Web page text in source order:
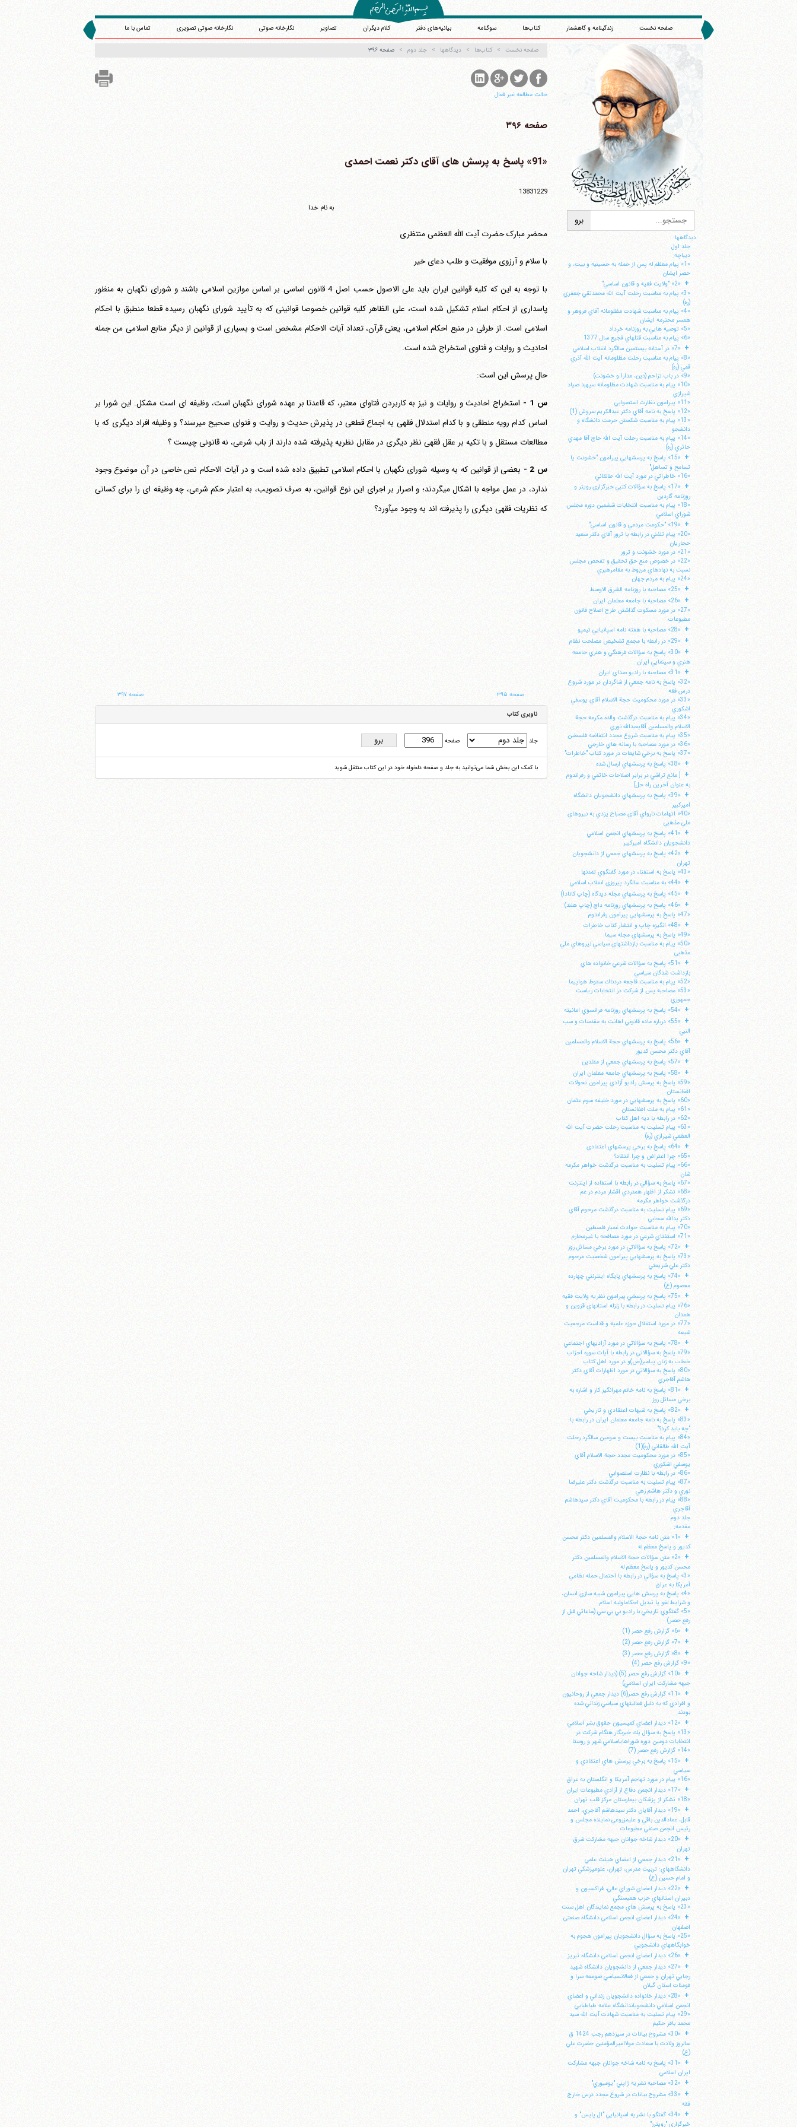
صفحه نخست زندگینامه و گاهشمار کتاب‌ها سوگنامه بیانیه‌های دفتر کلام دیگران تصاویر نگارخانه صوتی نگارخانه صوتی تصویری تماس با ما
دیدگاهها
جلد اول
ديباچه:
«1» پيام معظم له پس از حمله به حسينيه و بيت، و
حصر ايشان
+ «2» "ولايت فقيه و قانون اساسي"
«3» پيام به مناسبت رحلت آيت الله محمدتقي جعفري
(ره)
«4» پيام به مناسبت شهادت مظلومانه آقاي فروهر و
همسر محترمه ايشان
«5» توصيه هايي به روزنامه خرداد
«6» پيام به مناسبت قتلهاي فجيع سال 1377
+ «7» در آستانه بيستمين سالگرد انقلاب اسلامي
«8» پيام به مناسبت رحلت مظلومانه آيت الله آذري
قمي (ره)
«9» در باب تزاحم (دين، مدارا و خشونت)
«10» پيام به مناسبت شهادت مظلومانه سپهبد صياد
شيرازي
«11» پيرامون نظارت استصوابي
«12» پاسخ به نامه آقاي دكتر عبدالكريم سروش (1)
«13» پيام به مناسبت شكستن حرمت دانشگاه و
دانشجو
«14» پپام به مناسبت رحلت آيت الله حاج آقا مهدي
حائري (ره)
+
«15» پاسخ به پرسشهايي پيرامون "خشونت يا
تسامح و تساهل"
«16» خاطراتي در مورد آيت الله طالقاني
+
«17» پاسخ به سؤالات كتبي خبرگزاري رويتر و
روزنامه گاردين
«18» پيام به مناسبت انتخابات ششمين دوره مجلس
شوراي اسلامي
+ «19» "حكومت مردمي و قانون اساسي"
«20» پيام تلفني در رابطه با ترور آقاي دكتر سعيد
حجاريان
«21» در مورد خشونت و ترور
«22» در خصوص منع حق تحقيق و تفحص مجلس
نسبت به نهادهاي مربوط به مقامرهبري
«24» پيام به مردم جهان
+ «25» مصاحبه با روزنامه الشرق الاوسط
+ «26» مصاحبه با جامعه معلمان ايران
«27» در مورد مسكوت گذاشتن طرح اصلاح قانون
مطبوعات
+ «28» مصاحبه با هفته نامه اسپانيايي تيمپو
+ «29» در رابطه با مجمع تشخيص مصلحت نظام
+
«30» پاسخ به سؤالات فرهنگي و هنري جامعه
هنري و سينمايي ايران
+ «31» مصاحبه با راديو صداي ايران
«32» پاسخ به نامه جمعي از شاگردان در مورد شروع
درس فقه
«33» در مورد محكوميت حجة الاسلام آقاي يوسفي
اشكوري
«34» پيام به مناسبت درگذشت والده مكرمه حجة
الاسلام والمسلمين آقايعبدالله نوري
«35» پيام به مناسبت شروع مجدد انتفاضه فلسطين
«36» در مورد مصاحبه با رسانه هاي خارجي
«37» پاسخ به برخي شايعات در مورد كتاب "خاطرات"
+ «38» پاسخ به پرسشهاي ارسال شده
+ [ مانع تراشي در برابر اصلاحات خاتمي و رفراندوم
به عنوان آخرين راه حل]
+
«39» پاسخ به پرسشهاي دانشجويان دانشگاه
اميركبير
«40» اتهامات نارواي آقاي مصباح يزدي به نيروهاي
ملي مذهبي
+
«41» پاسخ به پرسشهاي انجمن اسلامي
دانشجويان دانشگاه اميركبير
+
«42» پاسخ به پرسشهاي جمعي از دانشجويان
تهران
«43» پاسخ به استفتاء در مورد گفتگوي تمدنها
+ «44» به مناسبت سالگرد پيروزي انقلاب اسلامي
+ «45» پاسخ به پرسشهاي مجله ديدگاه (چاپ كانادا)
+ «46» پاسخ به پرسشهاي روزنامه داچ (چاپ هلند)
«47» پاسخ به پرسشهايي پيرامون رفراندوم
+ «48» انگيزه چاپ و انتشار كتاب خاطرات
«49» پاسخ به پرسشهاي مجله سيما
«50» پيام به مناسبت بازداشتهاي سياسي نيروهاي ملي
مذهبي
+
«51» پاسخ به سؤالات شرعي خانواده هاي
بازداشت شدگان سياسي
«52» پپام به مناسبت فاجعه دردناك سقوط هواپيما
«53» مصاحبه پس از شركت در انتخابات رياست
جمهوري
+ «54» پاسخ به پرسشهاي روزنامه فرانسوي امانيته
+
«55» درباره ماده قانوني اهانت به مقدسات و سب
النبي
+
«56» پاسخ به پرسشهاي حجة الاسلام والمسلمين
آقاي دكتر محسن كديور
+ «57» پاسخ به پرسشهاي جمعي از مقلدين
+ «58» پاسخ به پرسشهاي جامعه معلمان ايران
«59» پاسخ به پرسش راديو آزادي پيرامون تحولات
افغانستان
«60» پاسخ به پرسشهايي در مورد خليفه سوم عثمان
«61» پيام به ملت افغانستان
«62» در رابطه با ديه اهل كتاب
«63» پيام تسليت به مناسبت رحلت حضرت آيت الله
العظمي شيرازي (ره)
+ «64» پاسخ به برخي پرسشهاي اعتقادي
«65» چرا اعتراض و چرا انتقاد؟
«66» پيام تسليت به مناسبت درگذشت خواهر مكرمه
شان
«67» پاسخ به سؤالي در رابطه با استفاده از اينترنت
«68» تشكر از اظهار همدردي اقشار مردم در غم
درگذشت خواهر مكرمه
«69» پيام تسليت به مناسبت درگذشت مرحوم آقاي
دكتر يدالله سحابي
«70» پيام به مناسبت حوادث غمبار فلسطين
«71» استفتاي شرعي در مورد مصافحه با غيرمحارم
+ «72» پاسخ به سؤالاتي در مورد برخي مسائل روز
«73» پاسخ به پرسشهايي پيرامون شخصيت مرحوم
دكتر علي شريعتي
+
«74» پاسخ به پرسشهاي پايگاه اينترنتي چهارده
معصوم (ع)
+ «75» پاسخ به پرسشي پيرامون نظريه ولايت فقيه
«76» پيام تسليت در رابطه با زلزله استانهاي قزوين و
همدان
«77» در مورد استقلال حوزه علميه و قداست مرجعيت
شيعه
+ «78» پاسخ به سؤالاتي در مورد آزاديهاي اجتماعي
«79» پاسخ به سؤالاتي در رابطه با آيات سوره احزاب
خطاب به زنان پيامبر(ص)و در مورد اهل كتاب
«80» پاسخ به سؤالاتي در مورد اظهارات آقاي دكتر
هاشم آقاجري
+
«81» پاسخ به نامه خانم مهرانگيز كار و اشاره به
برخي مسائل روز
+ «82» پاسخ به شبهات اعتقادي و تاريخي
«83» پاسخ به نامه جامعه معلمان ايران در رابطه با:
"چه بايد كرد؟"
«84» پيام به مناسبت بيست و سومين سالگرد رحلت
آيت الله طالقاني (ره)(1)
«85» در مورد محكوميت مجدد حجة الاسلام آقاي
يوسفي اشكوري
«86» در رابطه با نظارت استصوابي
«87» پيام تسليت به مناسبت درگذشت دكتر عليرضا
نوري و دكتر هاشم زهي
«88» پيام در رابطه با محكوميت آقاي دكتر سيدهاشم
آقاجري
جلد دوم
مقدمه:
+
«1» متن نامه حجة الاسلام والمسلمين دكتر محسن
كديور و پاسخ معظم له
+
«2» متن سؤالات حجة الاسلام والمسلمين دكتر
محسن كديور و پاسخ معظم له
«3» پاسخ به سؤالي در رابطه با احتمال حمله نظامي
آمريكا به عراق
«4» پاسخ به پرسش هايي پيرامون شبيه سازي انسان،
و شرايط لغو يا تبديل احكاماوليه اسلام
«5» گفتگوي تاريخي با راديو بي بي سي (ساعاتي قبل از
رفع حصر)
+ «6» گزارش رفع حصر (1)
+ «7» گزارش رفع حصر (2)
+ «8» گزارش رفع حصر (3)
«9» گزارش رفع حصر (4)
+
«10» گزارش رفع حصر (5) (ديدار شاخه جوانان
جبهه مشاركت ايران اسلامي)
+
«11» گزارش رفع حصر(6) ديدار جمعي از روحانيون
و افرادي كه به دليل فعاليتهاي سياسي زنداني شده
بودند.
+ «12» ديدار اعضاي كميسيون حقوق بشر اسلامي
«13» پاسخ به سؤال يك خبرنگار هنگام شركت در
انتخابات دومين دوره شوراهاياسلامي شهر و روستا
«14» گزارش رفع حصر (7)
+
«15» پاسخ به برخي پرسش هاي اعتقادي و
سياسي
«16» پيام در مورد تهاجم آمريكا و انگلستان به عراق
+ «17» ديدار انجمن دفاع از آزادي مطبوعات ايران
«18» تشكر از پزشكان بيمارستان مركز قلب تهران
+
«19» ديدار آقايان دكتر سيدهاشم آقاجري، احمد
قابل، عمادالدين باقي و عليمزروعي نماينده مجلس و
رئيس انجمن صنفي مطبوعات
+
«20» ديدار شاخه جوانان جبهه مشاركت شرق
تهران
+
«21» ديدار جمعي از اعضاي هيئت علمي
دانشگاههاي: تربيت مدرس، تهران، علومپزشكي تهران
و امام حسين (ع)
+
«22» ديدار اعضاي شوراي عالي، فراكسيون و
دبيران استانهاي حزب همبستگي
«23» پاسخ به پرسش هاي مجمع نمايندگان اهل سنت
+
«24» ديدار اعضاي انجمن اسلامي دانشگاه صنعتي
اصفهان
«25» پاسخ به سؤال دانشجويان پيرامون هجوم به
خوابگاههاي دانشجويي
+ «26» ديدار اعضاي انجمن اسلامي دانشگاه تبريز
+
«27» ديدار جمعي از دانشجويان دانشگاه شهيد
رجايي تهران و جمعي از فعالانسياسي صومعه سرا و
فومنات استان گيلان
+
«28» ديدار خانواده دانشجويان زنداني و اعضاي
انجمن اسلامي دانشجوياندانشگاه علامه طباطبايي
«29» پيام تسليت به مناسبت شهادت آيت الله سيد
محمد باقر حكيم
+
«30» مشروح بيانات در سيزدهم رجب 1424 ق
سالروز ولادت با سعادت مولااميرالمؤمنين حضرت علي
(ع)
+
«31» پاسخ به نامه شاخه جوانان جبهه مشاركت
ايران اسلامي
+ «32» مصاحبه نشريه ژاپني "يوميوري"
+
«33» مشروح بيانات در شروع مجدد درس خارج
فقه
+
«34» گفتگو با نشريه اسپانيايي "ال پايس" و
خبرگزاري "رويترز"
صفحه نخست کتاب‌ها دیدگاهها جلد دوم صفحه ۳۹۶
حالت مطالعه غیر فعال
صفحه ۳۹۶
«91» پاسخ به پرسش های آقای دکتر نعمت احمدی
13831229
به نام خدا
محضر مبارک حضرت آیت الله العظمی منتظری
با سلام و آرزوی موفقیت و طلب دعای خیر
با توجه به این که کلیه قوانین ایران باید علی الاصول حسب اصل 4 قانون اساسی بر اساس موازین اسلامی باشند و شورای نگهبان به منظور
پاسداری از احکام اسلام تشکیل شده است، علی الظاهر کلیه قوانین خصوصا قوانینی که به تأیید شورای نگهبان رسیده قطعا منطبق با احکام
اسلامی است. از طرفی در منبع احکام اسلامی، یعنی قرآن، تعداد آیات الاحکام مشخص است و بسیاری از قوانین از دیگر منابع اسلامی من جمله
احادیث و روایات و فتاوی استخراج شده است.
حال پرسش این است:
س 1 -
استخراج احادیث و روایات و نیز به کاربردن فتاوای معتبر، که قاعدتا بر عهده شورای نگهبان است، وظیفه ای است مشکل. این شورا بر
اساس کدام رویه منطقی و با کدام استدلال فقهی به اجماع قطعی در پذیرش حدیث و روایت و فتوای صحیح می‎رسند؟ و وظیفه افراد دیگری که با
مطالعات مستقل و با تکیه بر عقل فقهی نظر دیگری در مقابل نظریه پذیرفته شده دارند از باب شرعی، نه قانونی چیست ؟
س 2 -
بعضی از قوانین که به وسیله شورای نگهبان با احکام اسلامی تطبیق داده شده است و در آیات الاحکام نص خاصی در آن موضوع وجود
ندارد، در عمل مواجه با اشکال می‎گردند؛ و اصرار بر اجرای این نوع قوانین، به صرف تصویب، به اعتبار حکم شرعی، چه وظیفه ای را برای کسانی
که نظریات فقهی دیگری را پذیرفته اند به وجود می‎آورد؟
صفحه ۳۹۵ صفحه ۳۹۷
ناوبری کتاب
جلد صفحه
با کمک این بخش شما می‌توانید به جلد و صفحه دلخواه خود در این کتاب منتقل شوید